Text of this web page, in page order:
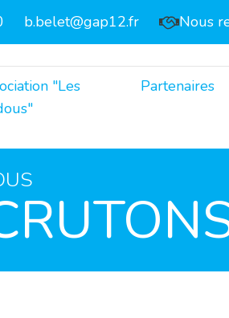
b.belet@gap12.fr Nous
"Les
Partenaires